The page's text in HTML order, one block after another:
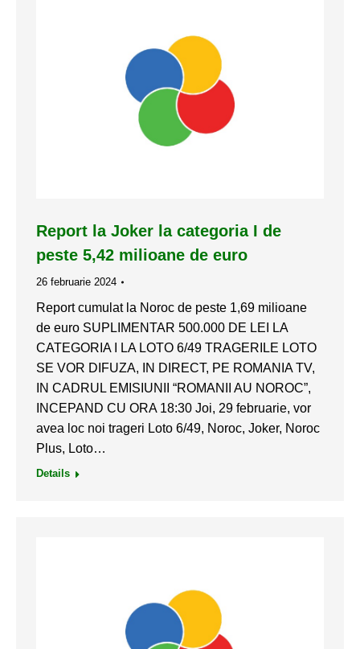
Report la Joker la categoria I de
peste 5,42 milioane de euro
26 februarie 2024
Report cumulat la Noroc de peste 1,69 milioane
de euro SUPLIMENTAR 500.000 DE LEI LA
CATEGORIA I LA LOTO 6/49 TRAGERILE LOTO
SE VOR DIFUZA, IN DIRECT, PE ROMANIA TV,
IN CADRUL EMISIUNII “ROMANII AU NOROC”,
INCEPAND CU ORA 18:30 Joi, 29 februarie, vor
avea loc noi trageri Loto 6/49, Noroc, Joker, Noroc
Plus, Loto…
Details